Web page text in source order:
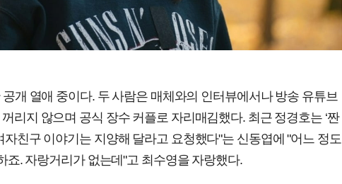
개 열애 중이다. 두 사람은 매체와의 인터뷰에서나 방송 유튜브
리지 않으며 공식 장수 커플로 자리매김했다. 최근 정경호는 ‘짠
자친구 이야기는 지양해 달라고 요청했다"는 신동엽에 "어느 정도
죠. 자랑거리가 없는데"고 최수영을 자랑했다.